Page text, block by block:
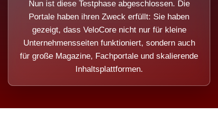
Nun ist diese Testphase abgeschlossen. Die
Portale haben ihren Zweck erfüllt: Sie haben
gezeigt, dass VeloCore nicht nur für kleine
Unternehmensseiten funktioniert, sondern auch
für große Magazine, Fachportale und skalierende
Inhaltsplattformen.